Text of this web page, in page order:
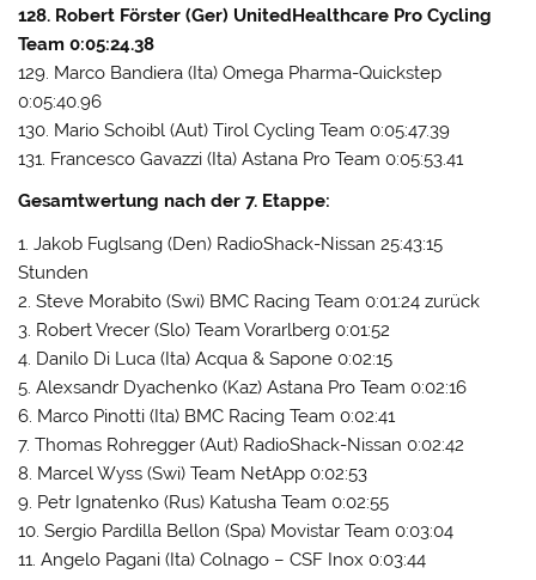
128. Robert Förster (Ger) UnitedHealthcare Pro Cycling
Team 0:05:24.38
129. Marco Bandiera (Ita) Omega Pharma-Quickstep
0:05:40.96
130. Mario Schoibl (Aut) Tirol Cycling Team 0:05:47.39
131. Francesco Gavazzi (Ita) Astana Pro Team 0:05:53.41
Gesamtwertung nach der 7. Etappe:
1. Jakob Fuglsang (Den) RadioShack-Nissan 25:43:15
Stunden
2. Steve Morabito (Swi) BMC Racing Team 0:01:24 zurück
3. Robert Vrecer (Slo) Team Vorarlberg 0:01:52
4. Danilo Di Luca (Ita) Acqua & Sapone 0:02:15
5. Alexsandr Dyachenko (Kaz) Astana Pro Team 0:02:16
6. Marco Pinotti (Ita) BMC Racing Team 0:02:41
7. Thomas Rohregger (Aut) RadioShack-Nissan 0:02:42
8. Marcel Wyss (Swi) Team NetApp 0:02:53
9. Petr Ignatenko (Rus) Katusha Team 0:02:55
10. Sergio Pardilla Bellon (Spa) Movistar Team 0:03:04
11. Angelo Pagani (Ita) Colnago – CSF Inox 0:03:44